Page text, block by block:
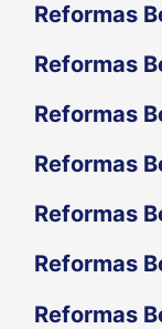
Reformas
Reformas
Reformas
Reformas
Reformas
Reformas
Reformas